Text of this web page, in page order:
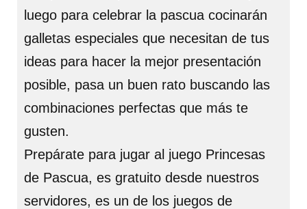
luego para celebrar la pascua cocinarán
galletas especiales que necesitan de tus
ideas para hacer la mejor presentación
posible, pasa un buen rato buscando las
combinaciones perfectas que más te
gusten.
Prepárate para jugar al juego Princesas
de Pascua, es gratuito desde nuestros
servidores, es un de los juegos de